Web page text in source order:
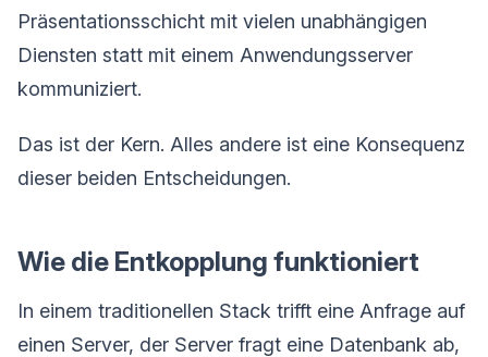
Präsentationsschicht mit vielen unabhängigen
Diensten statt mit einem Anwendungsserver
kommuniziert.
Das ist der Kern. Alles andere ist eine Konsequenz
dieser beiden Entscheidungen.
Wie die Entkopplung funktioniert
In einem traditionellen Stack trifft eine Anfrage auf
einen Server, der Server fragt eine Datenbank ab,